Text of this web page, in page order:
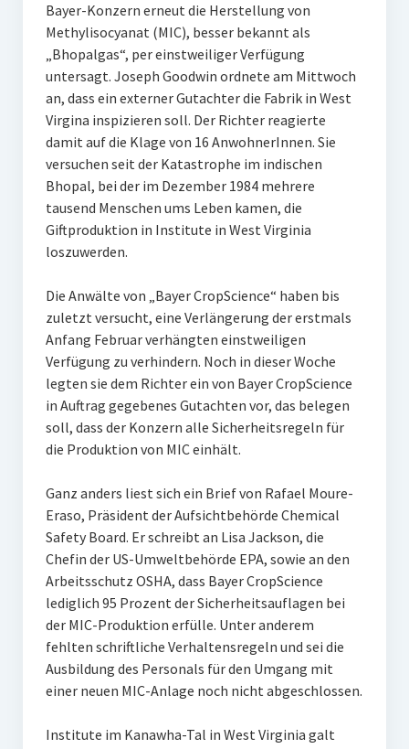
Bayer-Konzern erneut die Herstellung von
Methylisocyanat (MIC), besser bekannt als
„Bhopalgas“, per einstweiliger Verfügung
untersagt. Joseph Goodwin ordnete am Mittwoch
an, dass ein externer Gutachter die Fabrik in West
Virgina inspizieren soll. Der Richter reagierte
damit auf die Klage von 16 AnwohnerInnen. Sie
versuchen seit der Katastrophe im indischen
Bhopal, bei der im Dezember 1984 mehrere
tausend Menschen ums Leben kamen, die
Giftproduktion in Institute in West Virginia
loszuwerden.
Die Anwälte von „Bayer CropScience“ haben bis
zuletzt versucht, eine Verlängerung der erstmals
Anfang Februar verhängten einstweiligen
Verfügung zu verhindern. Noch in dieser Woche
legten sie dem Richter ein von Bayer CropScience
in Auftrag gegebenes Gutachten vor, das belegen
soll, dass der Konzern alle Sicherheitsregeln für
die Produktion von MIC einhält.
Ganz anders liest sich ein Brief von Rafael Moure-
Eraso, Präsident der Aufsichtbehörde Chemical
Safety Board. Er schreibt an Lisa Jackson, die
Chefin der US-Umweltbehörde EPA, sowie an den
Arbeitsschutz OSHA, dass Bayer CropScience
lediglich 95 Prozent der Sicherheitsauflagen bei
der MIC-Produktion erfülle. Unter anderem
fehlten schriftliche Verhaltensregeln und sei die
Ausbildung des Personals für den Umgang mit
einer neuen MIC-Anlage noch nicht abgeschlossen.
Institute im Kanawha-Tal in West Virginia galt